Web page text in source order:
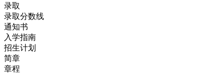
录取
录取分数线
通知书
入学指南
招生计划
简章
章程